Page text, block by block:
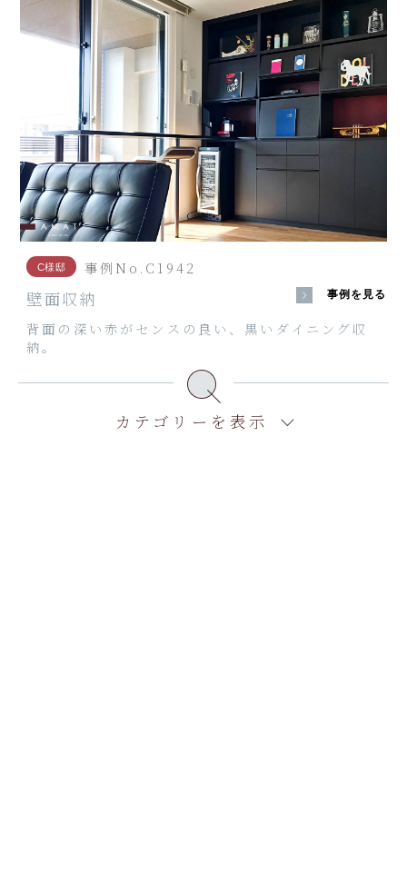
C様邸 事例No.C1942
壁面収納 事例を見る
背面の深い赤がセンスの良い、黒いダイニング収
納。
カテゴリーを表示